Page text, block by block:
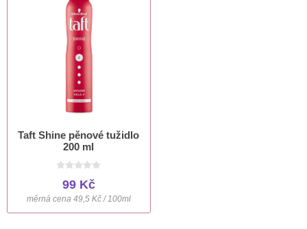
Taft Shine pěnové tužidlo
200 ml
99 Kč
měrná cena 49,5 Kč / 100ml